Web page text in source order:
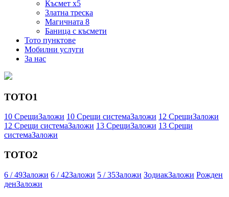
Късмет х5
Златна треска
Магичната 8
Баница с късмети
Тото пунктове
Мобилни услуги
За нас
ТОТО1
10 СрещиЗаложи 10 Срещи системаЗаложи 12 СрещиЗаложи
12 Срещи системаЗаложи 13 СрещиЗаложи 13 Срещи
системаЗаложи
ТОТО2
6 / 49Заложи 6 / 42Заложи 5 / 35Заложи ЗодиакЗаложи Рожден
денЗаложи